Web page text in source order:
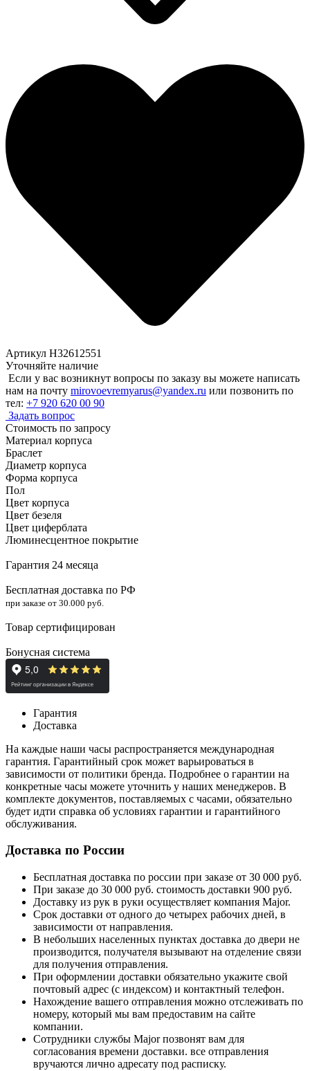
Артикул H32612551
Уточняйте наличие
Если у вас возникнут вопросы по заказу вы можете написать
нам на почту mirovoevremyarus@yandex.ru или позвонить по
тел: +7 920 620 00 90
Задать вопрос
Стоимость по запросу
Материал корпуса
Браслет
Диаметр корпуса
Форма корпуса
Пол
Цвет корпуса
Цвет безеля
Цвет циферблата
Люминесцентное покрытие
Гарантия 24 месяца
Бесплатная доставка по РФ
при заказе от 30.000 руб.
Товар сертифицирован
Бонусная система
Гарантия
Доставка
На каждые наши часы распространяется международная
гарантия. Гарантийный срок может варьироваться в
зависимости от политики бренда. Подробнее о гарантии на
конкретные часы можете уточнить у наших менеджеров. В
комплекте документов, поставляемых с часами, обязательно
будет идти справка об условиях гарантии и гарантийного
обслуживания.
Доставка по России
Бесплатная доставка по россии при заказе от 30 000 руб.
При заказе до 30 000 руб. стоимость доставки 900 руб.
Доставку из рук в руки осуществляет компания Major.
Срок доставки от одного до четырех рабочих дней, в
зависимости от направления.
В небольших населенных пунктах доставка до двери не
производится, получателя вызывают на отделение связи
для получения отправления.
При оформлении доставки обязательно укажите свой
почтовый адрес (с индексом) и контактный телефон.
Нахождение вашего отправления можно отслеживать по
номеру, который мы вам предоставим на сайте
компании.
Сотрудники службы Major позвонят вам для
согласования времени доставки. все отправления
вручаются лично адресату под расписку.